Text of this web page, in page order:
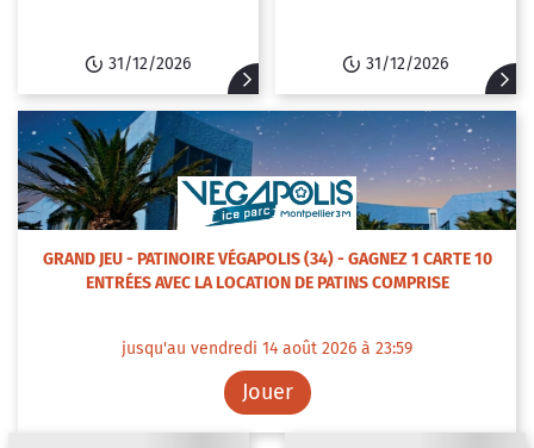
31/12/2026 31/12/2026
GRAND JEU - PATINOIRE VÉGAPOLIS (34) - GAGNEZ 1 CARTE 10
ENTRÉES AVEC LA LOCATION DE PATINS COMPRISE
jusqu'au vendredi 14 août 2026 à 23:59
Jouer